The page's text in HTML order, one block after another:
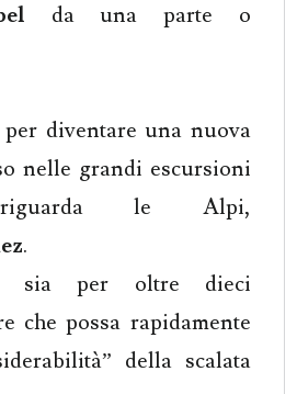
da una parte o
diventare una nuova
nelle grandi escursioni
le Alpi,
.
per oltre dieci
che possa rapidamente
della scalata